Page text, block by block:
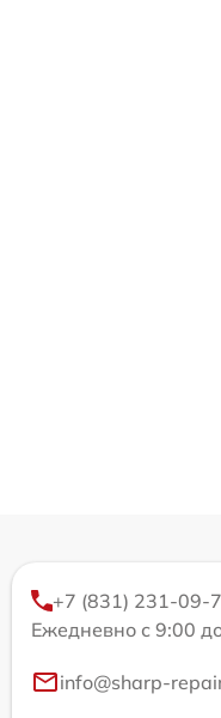
+7 (831) 231-09-
Ежедневно с 9:00
info@sharp-